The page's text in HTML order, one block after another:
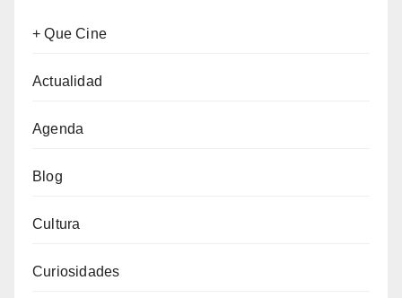
+ Que Cine
Actualidad
Agenda
Blog
Cultura
Curiosidades